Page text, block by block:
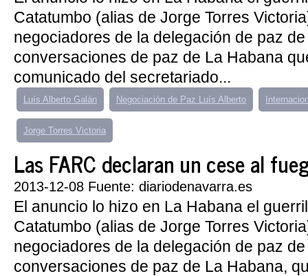
Catatumbo (alias de Jorge Torres
negociadores de la delegación de paz
conversaciones de paz de La Habana
comunicado del secretariado...
Luís Alberto Galán Negociación de Paz Luís Alberto
Jorge Torres Victoria
Las FARC declaran un cese al
2013-12-08 Fuente: diariodenavarra.es
El anuncio lo hizo en La Habana el
Catatumbo (alias de Jorge Torres
negociadores de la delegación de paz
conversaciones de paz de La Habana,